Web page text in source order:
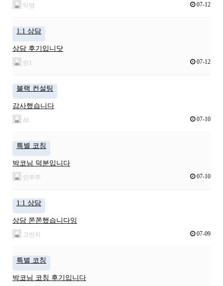
익명 07-12
1:1 상담
상담 후기입니닷
린1 07-12
블랙 컨설팅
감사했습니다
dd 07-10
특별 코칭
박코님 덕분입니다
민주주 07-10
1:1 상담
상담 쫀쫀했습니다잉
고민지 07-09
특별 코칭
박코님 코칭 후기입니다